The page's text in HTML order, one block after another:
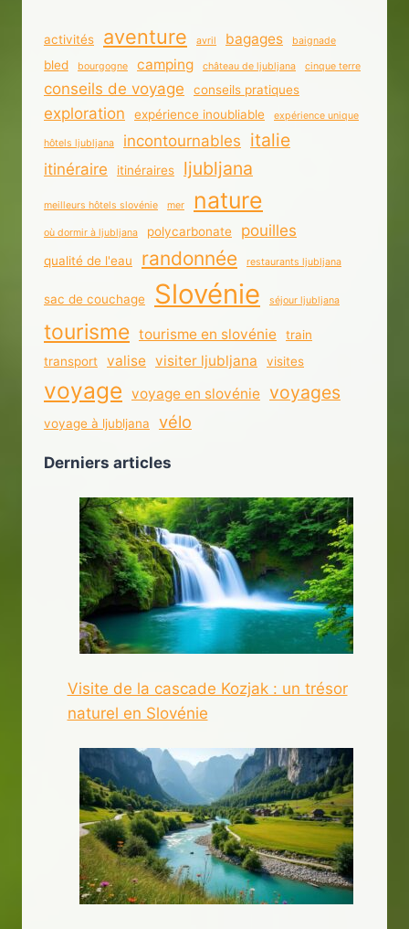
activités aventure avril bagages baignade
bled bourgogne camping château de ljubljana cinque terre
conseils de voyage conseils pratiques
exploration expérience inoubliable expérience unique
hôtels ljubljana incontournables italie
itinéraire itinéraires ljubljana
meilleurs hôtels slovénie mer nature
où dormir à ljubljana polycarbonate pouilles
qualité de l'eau randonnée restaurants ljubljana
sac de couchage Slovénie séjour ljubljana
tourisme tourisme en slovénie
train
transport
valise visiter ljubljana visites
voyage voyage en slovénie voyages
voyage à ljubljana vélo
Derniers articles
Visite de la cascade Kozjak : un trésor
naturel en Slovénie